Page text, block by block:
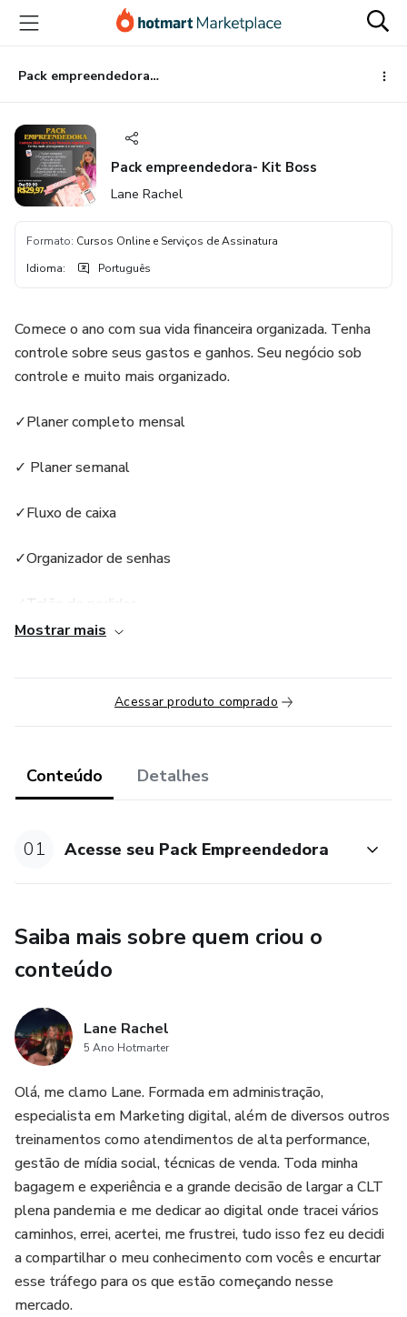
para
conteúdo
principal
para
pagamento
para
rodapé
Pack empreendedora- Kit Boss
Pack empreendedora- Kit Boss
Lane Rachel
Formato: Cursos Online e Serviços de Assinatura
Idioma: Português
Comece o ano com sua vida financeira organizada. Tenha
controle sobre seus gastos e ganhos. Seu negócio sob
controle e muito mais organizado.
✓Planer completo mensal
✓ Planer semanal
✓Fluxo de caixa
✓Organizador de senhas
✓Talão de pedidos
✓Planilha de compras
Mostrar mais
Acessar produto comprado
Conteúdo Detalhes
01 Acesse seu Pack Empreendedora
Saiba mais sobre quem criou o
conteúdo
Lane Rachel
5 Ano Hotmarter
Olá, me clamo Lane. Formada em administração,
especialista em Marketing digital, além de diversos outros
treinamentos como atendimentos de alta performance,
gestão de mídia social, técnicas de venda. Toda minha
bagagem e experiência e a grande decisão de largar a CLT
plena pandemia e me dedicar ao digital onde tracei vários
caminhos, errei, acertei, me frustrei, tudo isso fez eu decidi
a compartilhar o meu conhecimento com vocês e encurtar
esse tráfego para os que estão começando nesse
mercado.